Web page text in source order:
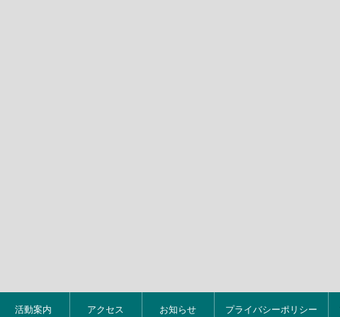
活動案内 アクセス お知らせ プライバシーポリシー